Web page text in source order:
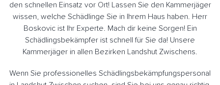
den schnellen Einsatz vor Ort! Lassen Sie den Kammerjäger
wissen, welche Schädlinge Sie in Ihrem Haus haben. Herr
Boskovic ist Ihr Experte. Mach dir keine Sorgen! Ein
Schädlingsbekämpfer ist schnell für Sie da! Unsere
Kammerjäger in allen Bezirken Landshut Zwischens.
Wenn Sie professionelles Schädlingsbekämpfungspersonal